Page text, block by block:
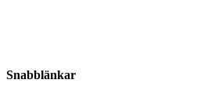
Snabblänkar